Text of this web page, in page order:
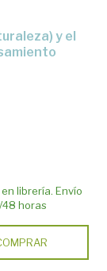
librería. Envío
horas